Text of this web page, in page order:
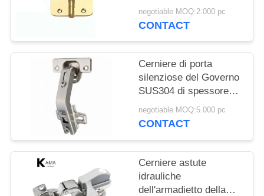
rotondo e 3" con
cuscinetto a sfera/4"
negotiable MOQ:2.000 pc
CONTACT
Cerniere di porta
silenziose del Governo
SUS304 di spessore
3.0mm BSN
negotiable MOQ:5.000 pc
CONTACT
Cerniere astute
idrauliche
dell'armadietto della